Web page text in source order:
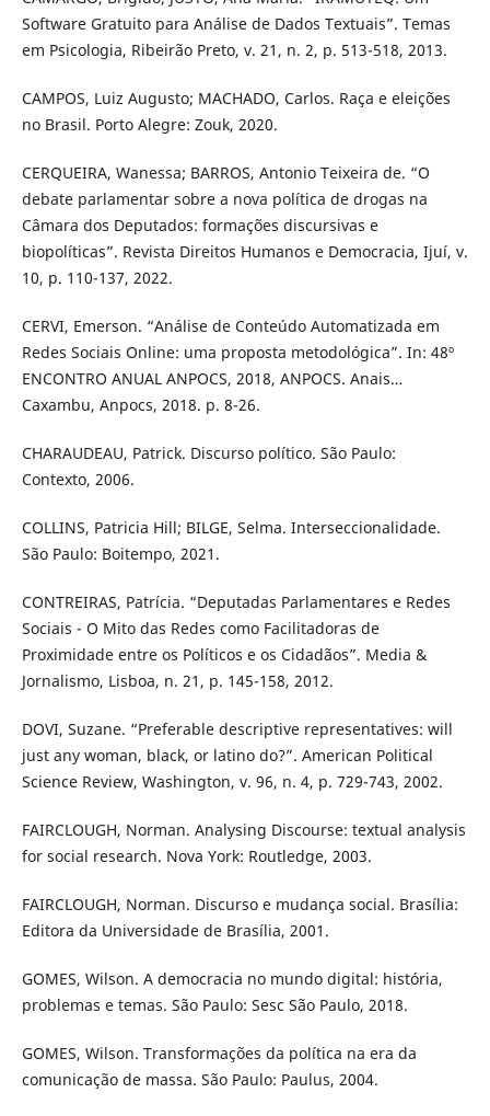
Software Gratuito para Análise de Dados Textuais”. Temas
em Psicologia, Ribeirão Preto, v. 21, n. 2, p. 513-518, 2013.
CAMPOS, Luiz Augusto; MACHADO, Carlos. Raça e eleições
no Brasil. Porto Alegre: Zouk, 2020.
CERQUEIRA, Wanessa; BARROS, Antonio Teixeira de. “O
debate parlamentar sobre a nova política de drogas na
Câmara dos Deputados: formações discursivas e
biopolíticas”. Revista Direitos Humanos e Democracia, Ijuí, v.
10, p. 110-137, 2022.
CERVI, Emerson. “Análise de Conteúdo Automatizada em
Redes Sociais Online: uma proposta metodológica”. In: 48º
ENCONTRO ANUAL ANPOCS, 2018, ANPOCS. Anais…
Caxambu, Anpocs, 2018. p. 8-26.
CHARAUDEAU, Patrick. Discurso político. São Paulo:
Contexto, 2006.
COLLINS, Patricia Hill; BILGE, Selma. Interseccionalidade.
São Paulo: Boitempo, 2021.
CONTREIRAS, Patrícia. “Deputadas Parlamentares e Redes
Sociais - O Mito das Redes como Facilitadoras de
Proximidade entre os Políticos e os Cidadãos”. Media &
Jornalismo, Lisboa, n. 21, p. 145-158, 2012.
DOVI, Suzane. “Preferable descriptive representatives: will
just any woman, black, or latino do?”. American Political
Science Review, Washington, v. 96, n. 4, p. 729-743, 2002.
FAIRCLOUGH, Norman. Analysing Discourse: textual analysis
for social research. Nova York: Routledge, 2003.
FAIRCLOUGH, Norman. Discurso e mudança social. Brasília:
Editora da Universidade de Brasília, 2001.
GOMES, Wilson. A democracia no mundo digital: história,
problemas e temas. São Paulo: Sesc São Paulo, 2018.
GOMES, Wilson. Transformações da política na era da
comunicação de massa. São Paulo: Paulus, 2004.